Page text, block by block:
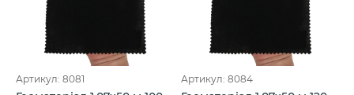
Артикул: 8081 Артикул: 8084